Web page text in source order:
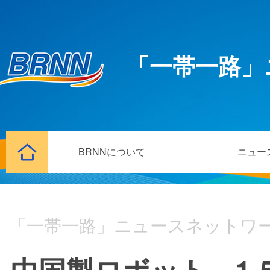
「一帯一路
BRNNについて ニュー
「一帯一路」ニュースネットワ